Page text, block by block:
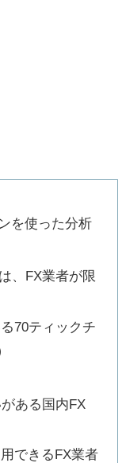
を使った分析
、FX業者が限
70ティックチ
ある国内FX
できるFX業者